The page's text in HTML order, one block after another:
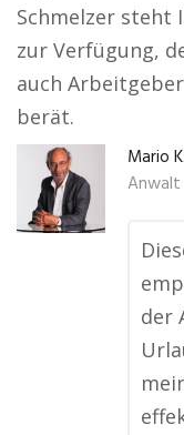
Schmelzer steht
zur Verfügung,
auch
berät.
Mario K.
der